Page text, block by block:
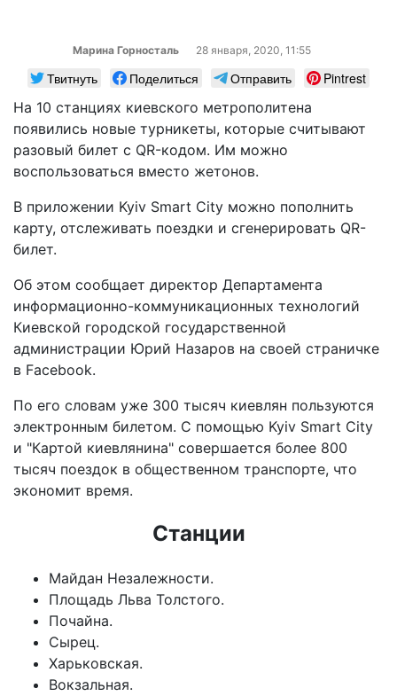
Марина Горносталь 28 января, 2020, 11:55
Твитнуть Поделиться Отправить
Pintrest
На 10 станциях киевского метрополитена
появились новые турникеты, которые считывают
разовый билет с QR-кодом. Им можно
воспользоваться вместо жетонов.
В приложении Kyiv Smart City можно пополнить
карту, отслеживать поездки и сгенерировать QR-
билет.
Об этом сообщает директор Департамента
информационно-коммуникационных технологий
Киевской городской государственной
администрации Юрий Назаров на своей страничке
в Facebook.
По его словам уже 300 тысяч киевлян пользуются
электронным билетом. С помощью Kyiv Smart City
и "Картой киевлянина" совершается более 800
тысяч поездок в общественном транспорте, что
экономит время.
Станции
Майдан Незалежности.
Площадь Льва Толстого.
Почайна.
Сырец.
Харьковская.
Вокзальная.